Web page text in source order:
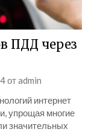
ПДД через
отadmin
интернет
упрощая многие
значительных